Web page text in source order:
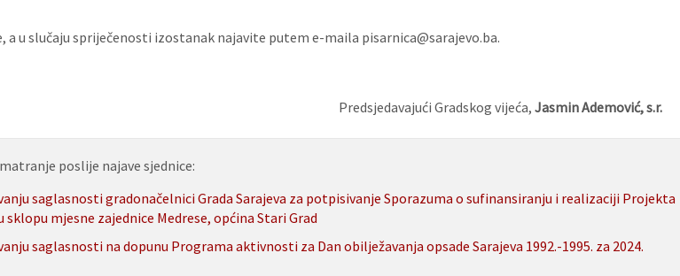
a u slučaju spriječenosti izostanak najavite putem e-maila pisarnica@sarajevo.ba.
Predsjedavajući Gradskog vijeća, Jasmin Ademović, s.r.
poslije najave sjednice:
saglasnosti gradonačelnici Grada Sarajeva za potpisivanje Sporazuma o sufinansiranju i realizaciji Projekta
mjesne zajednice Medrese, općina Stari Grad
saglasnosti na dopunu Programa aktivnosti za Dan obilježavanja opsade Sarajeva 1992.-1995. za 2024.